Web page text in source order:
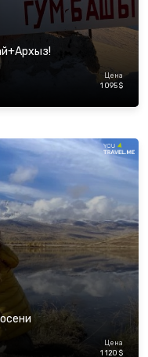
Цена
1 095 $
Цена
1 120 $